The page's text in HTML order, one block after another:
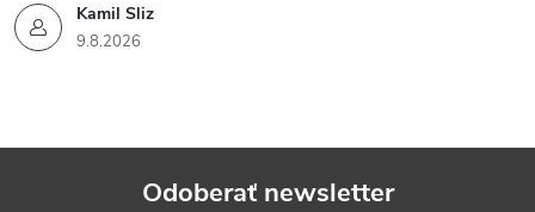
Kamil Sliz
9.8.2026
Odoberať newsletter